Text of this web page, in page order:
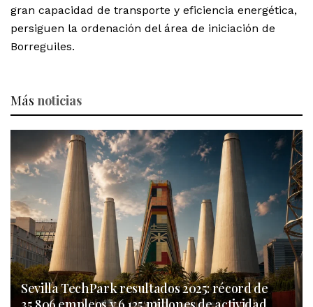
gran capacidad de transporte y eficiencia energética,
persiguen la ordenación del área de iniciación de
Borreguiles.
Más noticias
Sevilla TechPark resultados 2025: récord de